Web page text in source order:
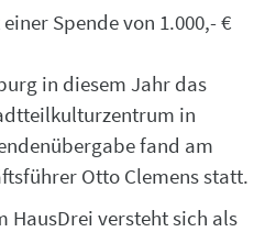
Spende von 1.000,- €
in diesem Jahr das
in
fand am
Otto Clemens statt.
HausDrei versteht sich als